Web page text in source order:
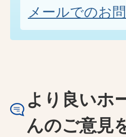
メールでのお
より良いホ
んのご意見